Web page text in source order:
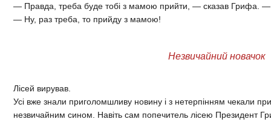
— Правда, треба буде тобі з мамою прийти, — сказав Грифа. —
— Ну, раз треба, то прийду з мамою!
Незвичайний новачок
Лісей вирував.
Усі вже знали приголомшливу новину і з нетерпінням чекали
незвичайним сином. Навіть сам попечитель лісею Президент